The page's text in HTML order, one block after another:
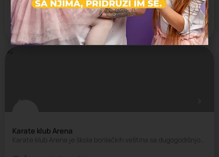
Škola borilačkih veština, Škola sporta
Voždovac
Karate klub Arena
Karate klub Arena je škola borilačkih veština sa dugogodišnjom tradicijom i jasnim ciljem – da…